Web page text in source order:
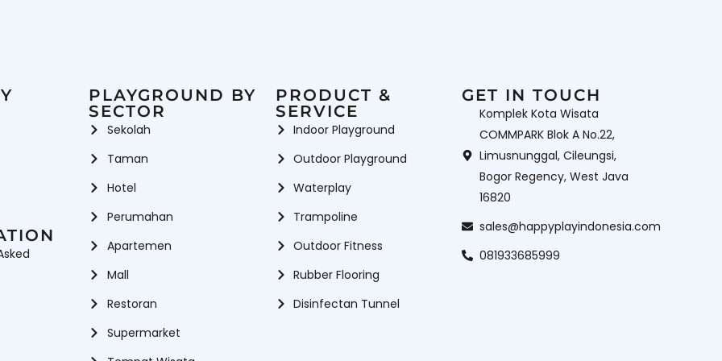
Indoor & Outdoor
PLAYGROUND BY
SECTOR
Sekolah
Taman
Hotel
Perumahan
Apartemen
Mall
Restoran
Supermarket
PRODUCT &
SERVICE
Indoor Playground
Outdoor Playground
Waterplay
Trampoline
Outdoor Fitness
Rubber Flooring
Disinfectan Tunnel
GET IN TOUCH
Komplek Kota Wisata
COMMPARK Blok A No.22,
Limusnunggal, Cileungsi,
Bogor Regency, West Java
16820
sales@happyplayindonesia.com
081933685999